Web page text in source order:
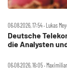
06.08.2026, 17:54 ‧ Lukas
Deutsche
die Analysten
06.08.2026, 16:05 ‧